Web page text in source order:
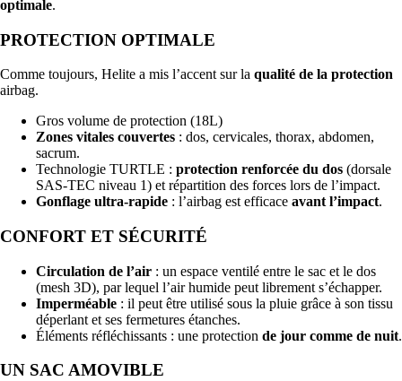
optimale.
PROTECTION OPTIMALE
Comme toujours, Helite a mis l’accent sur la qualité de la protection
airbag.
Gros volume de protection (18L)
Zones vitales couvertes : dos, cervicales, thorax, abdomen,
sacrum.
Technologie TURTLE : protection renforcée du dos (dorsale
SAS-TEC niveau 1) et répartition des forces lors de l’impact.
Gonflage ultra-rapide : l’airbag est efficace avant l’impact.
CONFORT ET SÉCURITÉ
Circulation de l’air : un espace ventilé entre le sac et le dos
(mesh 3D), par lequel l’air humide peut librement s’échapper.
Imperméable : il peut être utilisé sous la pluie grâce à son tissu
déperlant et ses fermetures étanches.
Éléments réfléchissants : une protection de jour comme de nuit.
UN SAC AMOVIBLE